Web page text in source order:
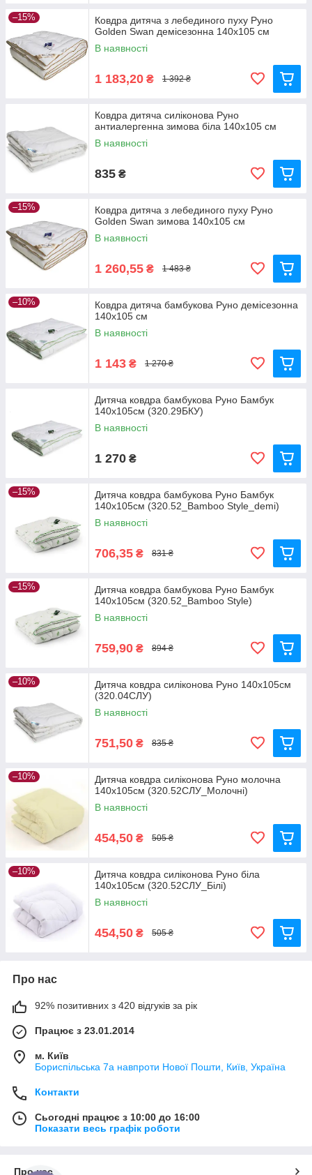
–15%
Ковдра дитяча з лебединого пуху Руно
Golden Swan демісезонна 140x105 см
В наявності
1 183,20 ₴ 1 392 ₴
Ковдра дитяча силіконова Руно
антиалергенна зимова біла 140x105 см
В наявності
835 ₴
–15%
Ковдра дитяча з лебединого пуху Руно
Golden Swan зимова 140x105 см
В наявності
1 260,55 ₴ 1 483 ₴
–10%
Ковдра дитяча бамбукова Руно демісезонна
140x105 см
В наявності
1 143 ₴ 1 270 ₴
Дитяча ковдра бамбукова Руно Бамбук
140х105см (320.29БКУ)
В наявності
1 270 ₴
–15%
Дитяча ковдра бамбукова Руно Бамбук
140х105см (320.52_Bamboo Style_demi)
В наявності
706,35 ₴ 831 ₴
–15%
Дитяча ковдра бамбукова Руно Бамбук
140х105см (320.52_Bamboo Style)
В наявності
759,90 ₴ 894 ₴
–10%
Дитяча ковдра силіконова Руно 140х105см
(320.04СЛУ)
В наявності
751,50 ₴ 835 ₴
–10%
Дитяча ковдра силіконова Руно молочна
140х105см (320.52СЛУ_Молочні)
В наявності
454,50 ₴ 505 ₴
–10%
Дитяча ковдра силіконова Руно біла
140х105см (320.52СЛУ_Білі)
В наявності
454,50 ₴ 505 ₴
Про нас
92% позитивних з 420 відгуків за рік
Працює з 23.01.2014
м. Київ
Бориспільська 7а навпроти Нової Пошти, Київ, Україна
Контакти
Сьогодні працює з 10:00 до 16:00
Показати весь графік роботи
Про нас